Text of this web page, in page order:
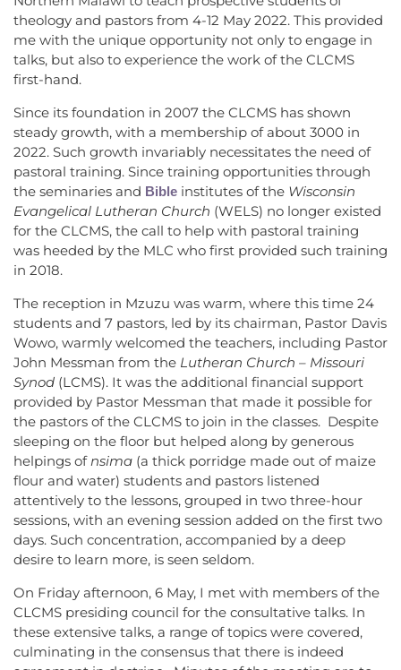
theology and pastors from 4-12 May 2022. This provided
me with the unique opportunity not only to engage in
talks, but also to experience the work of the CLCMS
first-hand.
Since its foundation in 2007 the CLCMS has shown
steady growth, with a membership of about 3000 in
2022. Such growth invariably necessitates the need of
pastoral training. Since training opportunities through
the seminaries and Bible institutes of the Wisconsin
Evangelical Lutheran Church (WELS) no longer existed
for the CLCMS, the call to help with pastoral training
was heeded by the MLC who first provided such training
in 2018.
The reception in Mzuzu was warm, where this time 24
students and 7 pastors, led by its chairman, Pastor Davis
Wowo, warmly welcomed the teachers, including Pastor
John Messman from the Lutheran Church – Missouri
Synod (LCMS). It was the additional financial support
provided by Pastor Messman that made it possible for
the pastors of the CLCMS to join in the classes. Despite
sleeping on the floor but helped along by generous
helpings ofnsima (a thick porridge made out of maize
flour and water) students and pastors listened
attentively to the lessons, grouped in two three-hour
sessions, with an evening session added on the first two
days. Such concentration, accompanied by a deep
desire to learn more, is seen seldom.
On Friday afternoon, 6 May, I met with members of the
CLCMS presiding council for the consultative talks. In
these extensive talks, a range of topics were covered,
culminating in the consensus that there is indeed